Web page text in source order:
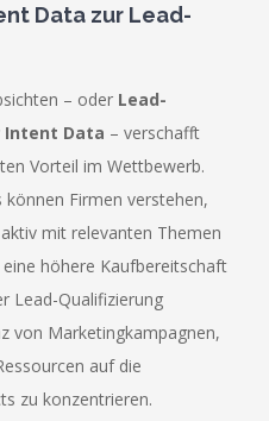
Data zur Lead-
– oder Lead-
Intent Data – verschafft
Vorteil im Wettbewerb.
können Firmen verstehen,
mit relevanten Themen
höhere Kaufbereitschaft
Lead-Qualifizierung
von Marketingkampagnen,
auf die
zu konzentrieren.